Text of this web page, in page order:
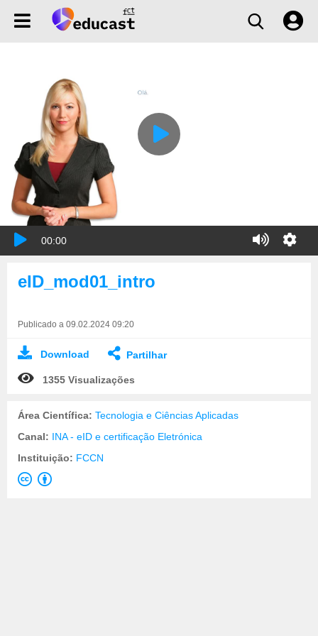
00:00
eID_mod01_intro
Publicado a 09.02.2024 09:20
Download Partilhar
1355 Visualizações
Área Científica: Tecnologia e Ciências Aplicadas
Canal: INA - eID e certificação Eletrónica
Instituição: FCCN